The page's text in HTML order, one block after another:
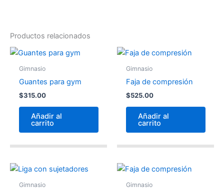
Productos relacionados
Gimnasio
Guantes para gym
$315.00
Añadir al
carrito
Gimnasio
Faja de compresión
$525.00
Añadir al
carrito
Gimnasio Gimnasio